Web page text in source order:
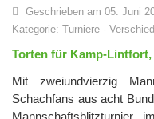
Geschrieben am 05. Juni
Kategorie: Turniere -
Torten für Kamp-
Mit zweiundvierzig
Schachfans aus acht
Mannschaftsblitzturnier